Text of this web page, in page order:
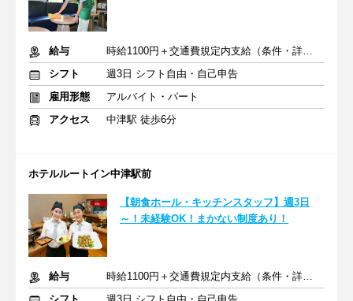
給与
時給1100円＋交通費規定内支給（条件・詳細は面接にて）
シフト
週3日 シフト自由・自己申告
雇用形態
アルバイト・パート
アクセス
中津駅 徒歩6分
ホテルルートイン中津駅前
【朝食ホール・キッチンスタッフ】週3日
～！未経験OK！まかない制度あり！
給与
時給1100円＋交通費規定内支給（条件・詳細は面接にて）